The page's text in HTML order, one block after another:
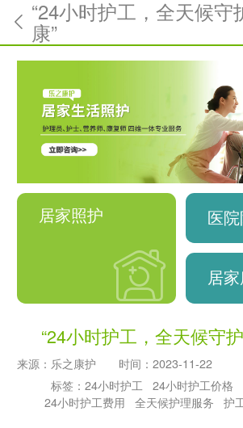
“24小时护工，全天候守
康”
居家照护 医
居
“24小时护工，全天候守
来源： 乐之康护 时间： 2023-11-22
标签：24小时护工 24小时护工价格
24小时护工费用
全天候护理服务 护